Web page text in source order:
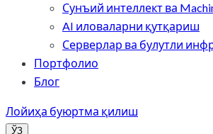
Сунъий интеллект ва
AI иловаларни қутқариш
Серверлар ва булутли
Портфолио
Блог
Лойиҳа буюртма қилиш
ЎЗ